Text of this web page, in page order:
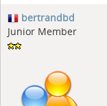
bertrandbd
Junior Member